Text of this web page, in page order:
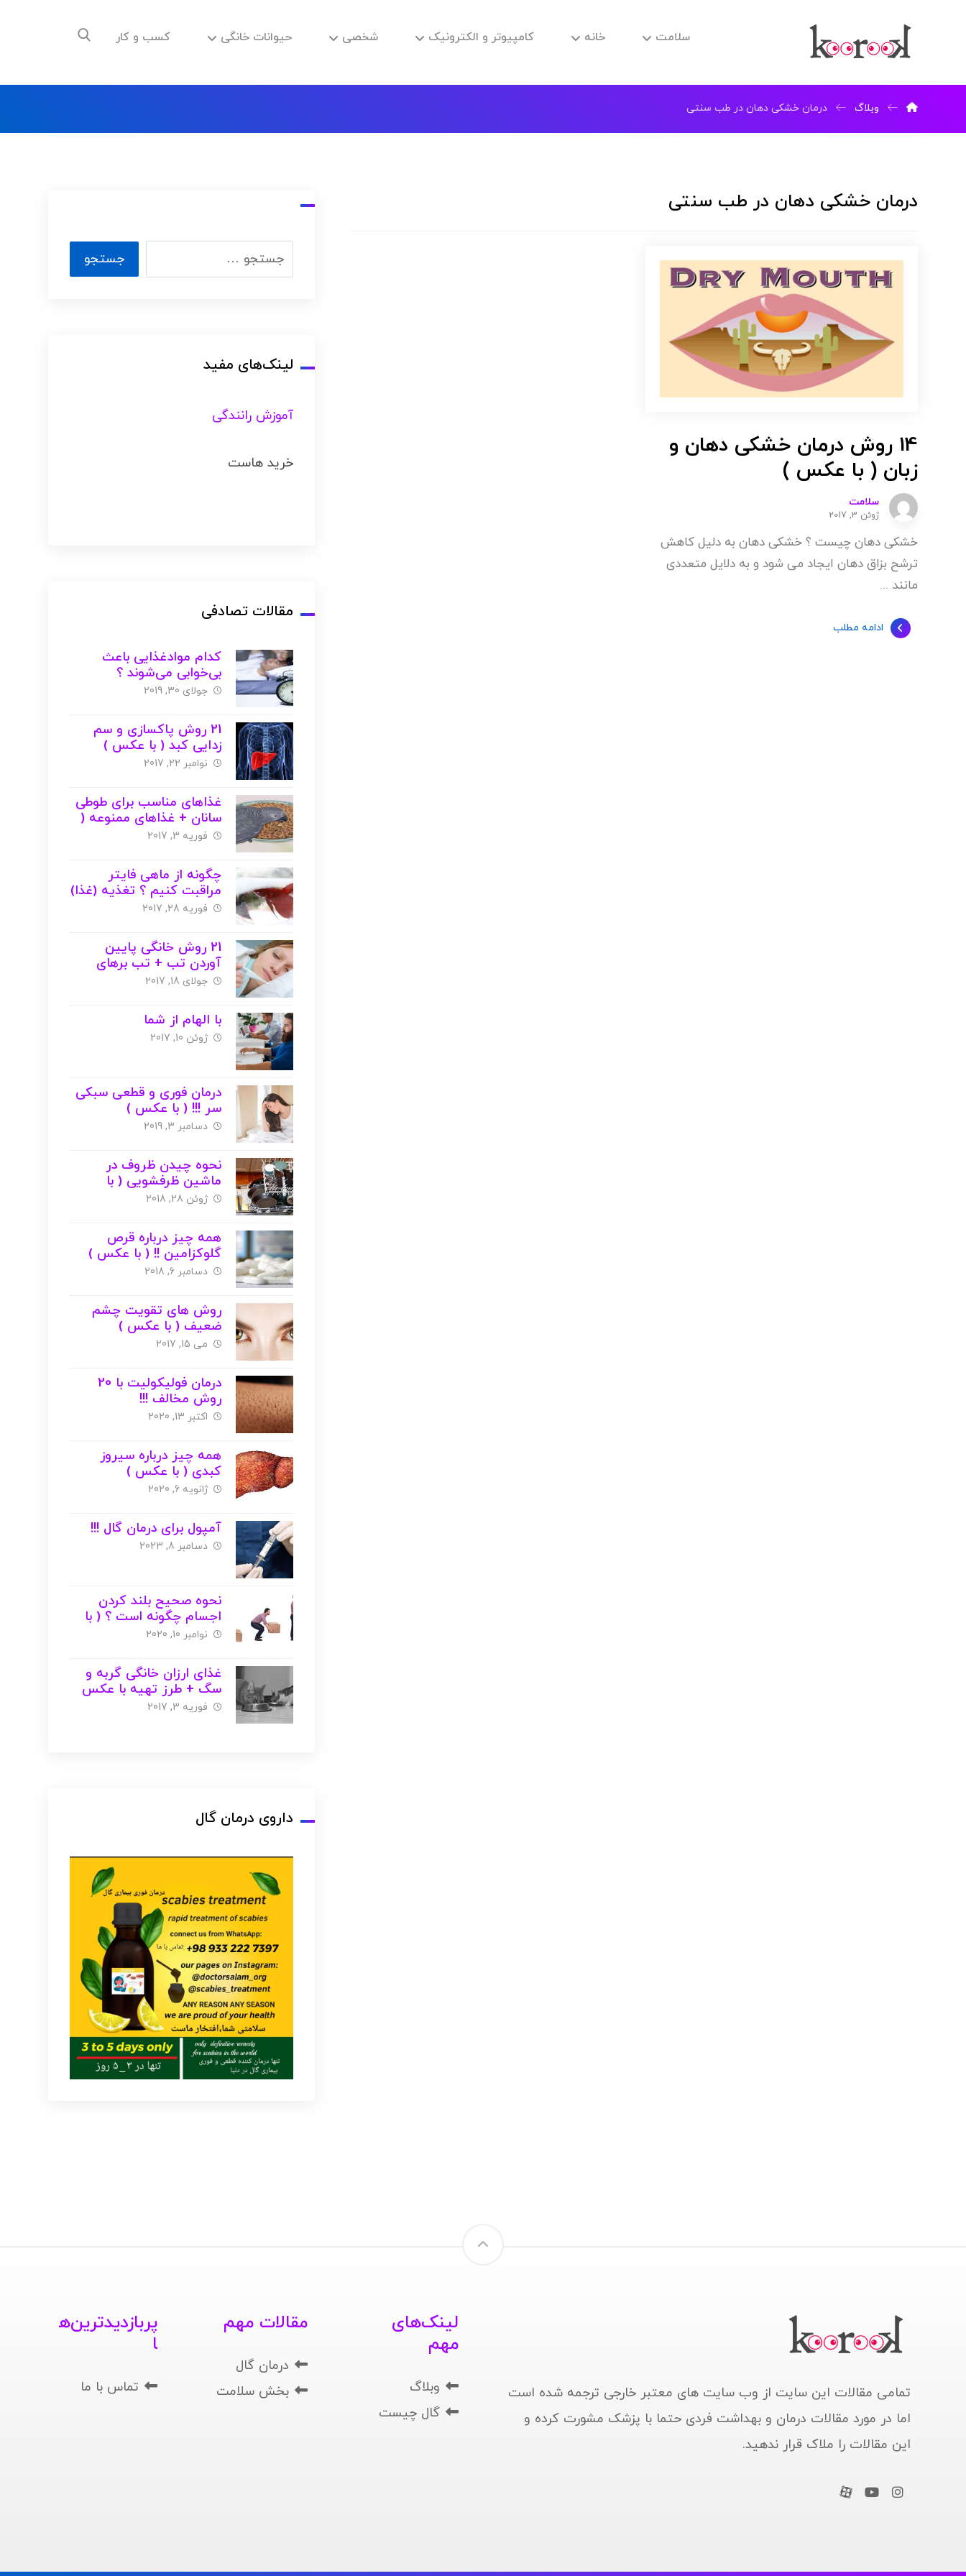
سلامت خانه کامپیوتر و الکترونیک شخصی حیوانات خانگی کسب و کار
وبلاگ درمان خشکی دهان در طب سنتی
درمان خشکی دهان در طب سنتی
14 روش درمان خشکی دهان و
زبان ( با عکس )
سلامت
ژوئن 3, 2017
خشکی دهان چیست ؟ خشکی دهان به دلیل کاهش
ترشح بزاق دهان ایجاد می شود و به دلایل متعددی
مانند ...
ادامه مطلب
لینک‌های مفید
آموزش رانندگی
خرید هاست
مقالات تصادفی
کدام موادغذایی باعث
بی‌خوابی می‌شوند ؟
جولای 30, 2019
21 روش پاکسازی و سم
زدایی کبد ( با عکس )
نوامبر 22, 2017
غذاهای مناسب برای طوطی
سانان + غذاهای ممنوعه (
با عکس )
فوریه 3, 2017
چگونه از ماهی فایتر
مراقبت کنیم ؟ تغذیه (غذا)
+ نگهداری + خرید
فوریه 28, 2017
21 روش خانگی پایین
آوردن تب + تب برهای
گیاهی ( با عکس )
جولای 18, 2017
با الهام از شما
ژوئن 10, 2017
درمان فوری و قطعی سبکی
سر !!! ( با عکس )
دسامبر 3, 2019
نحوه چیدن ظروف در
ماشین ظرفشویی ( با
عکس )
ژوئن 28, 2018
همه چیز درباره قرص
گلوکزامین !! ( با عکس )
دسامبر 6, 2018
روش های تقویت چشم
ضعیف ( با عکس )
می 15, 2017
درمان فولیکولیت با 20
روش مخالف !!!
اکتبر 13, 2020
همه چیز درباره سیروز
کبدی ( با عکس )
ژانویه 6, 2020
آمپول برای درمان گال !!!
دسامبر 8, 2023
نحوه صحیح بلند کردن
اجسام چگونه است ؟ ( با
عکس )
نوامبر 10, 2020
غذای ارزان خانگی گربه و
سگ + طرز تهیه با عکس
فوریه 3, 2017
داروی درمان گال
تمامی مقالات این سایت از وب سایت های معتبر خارجی ترجمه شده است
اما در مورد مقالات درمان و بهداشت فردی حتما با پزشک مشورت کرده و
این مقالات را ملاک قرار ندهید.
لینک‌های
مهم
وبلاگ
گال چیست
مقالات مهم
درمان گال
بخش سلامت
پربازدیدترین‌ه
ا
تماس با ما